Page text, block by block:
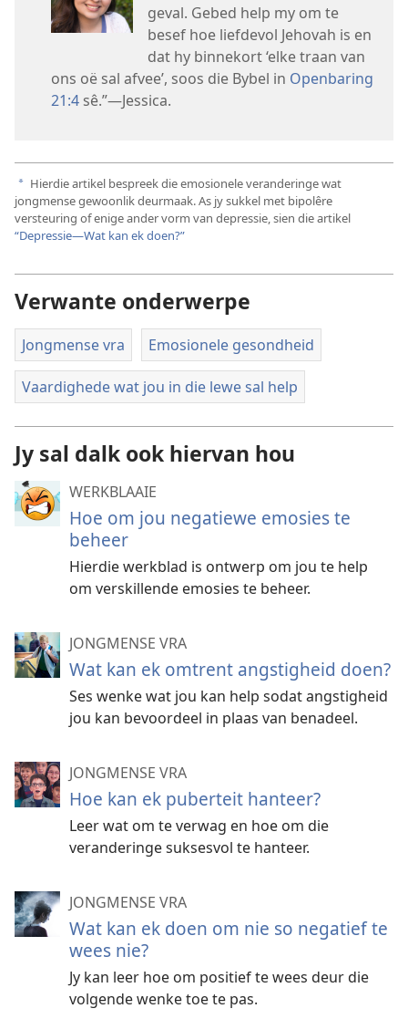
geval. Gebed help my om te
besef hoe liefdevol Jehovah is en
dat hy binnekort ‘elke traan van
ons oë sal afvee’, soos die Bybel in Openbaring
21:4 sê.”—Jessica.
a Hierdie artikel bespreek die emosionele veranderinge wat
jongmense gewoonlik deurmaak. As jy sukkel met bipolêre
versteuring of enige ander vorm van depressie, sien die artikel
“Depressie—Wat kan ek doen?”
Verwante onderwerpe
Jongmense vra Emosionele gesondheid
Vaardighede wat jou in die lewe sal help
Jy sal dalk ook hiervan hou
WERKBLAAIE
Hoe om jou negatiewe emosies te
beheer
Hierdie werkblad is ontwerp om jou te help
om verskillende emosies te beheer.
JONGMENSE VRA
Wat kan ek omtrent angstigheid doen?
Ses wenke wat jou kan help sodat angstigheid
jou kan bevoordeel in plaas van benadeel.
JONGMENSE VRA
Hoe kan ek puberteit hanteer?
Leer wat om te verwag en hoe om die
veranderinge suksesvol te hanteer.
JONGMENSE VRA
Wat kan ek doen om nie so negatief te
wees nie?
Jy kan leer hoe om positief te wees deur die
volgende wenke toe te pas.